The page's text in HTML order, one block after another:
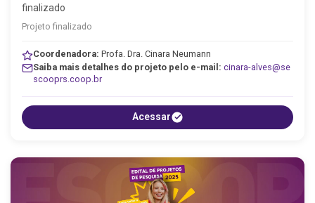
finalizado
Projeto finalizado
Coordenadora: Profa. Dra. Cinara Neumann
Saiba mais detalhes do projeto pelo e-mail: cinara-alves@se
scooprs.coop.br
Acessar